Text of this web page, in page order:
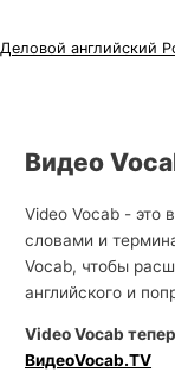
Деловой английский
Видео
Video Vocab - это
словами и
Vocab, чтобы
английского и
Video Vocab
ВидеоVocab.TV
а
л
и
й
с